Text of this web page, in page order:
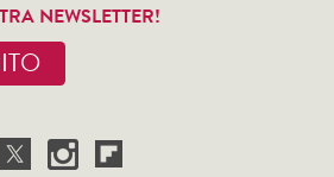
NEWSLETTER!